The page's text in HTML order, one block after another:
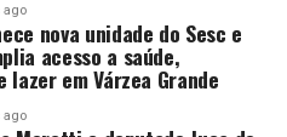
ago
nova unidade do Sesc e
acesso a saúde,
em Várzea Grande
ago